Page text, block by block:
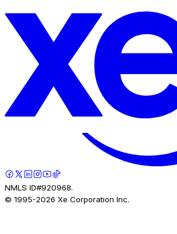
NMLS ID#920968.
© 1995-2026 Xe Corporation Inc.